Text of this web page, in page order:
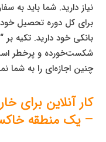
نیاز دارید. شما باید به
برای کل دوره تحصیل
بانکی خود دارید. تکیه
شکست‌خورده و پرخطر
چنین اجازه‌ای را به شما
– یک منطقه